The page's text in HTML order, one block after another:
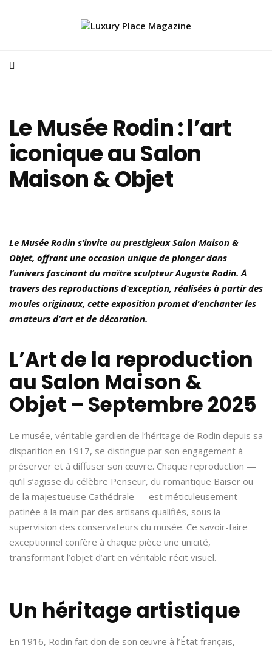
Le Musée Rodin : l’art
iconique au Salon
Maison & Objet
Le Musée Rodin s’invite au prestigieux Salon Maison &
Objet, offrant une occasion unique de plonger dans
l’univers fascinant du maître sculpteur Auguste Rodin. À
travers des reproductions d’exception, réalisées à partir des
moules originaux, cette exposition promet d’enchanter les
amateurs d’art et de décoration.
L’Art de la reproduction
au Salon Maison &
Objet – Septembre 2025
Le musée, véritable gardien de l’héritage de Rodin depuis sa
disparition en 1917, se distingue par son engagement à
préserver et à diffuser son œuvre. Chaque reproduction —
qu’il s’agisse du célèbre Penseur, du romantique Baiser ou
de la majestueuse Cathédrale — est méticuleusement
patinée à la main par des artisans qualifiés, sous la
supervision des conservateurs du musée. Ce savoir-faire
exceptionnel confère à chaque pièce une unicité,
transformant l’objet d’art en véritable récit visuel.
Un héritage artistique
En 1916, Rodin fait don de son œuvre à l’État français,